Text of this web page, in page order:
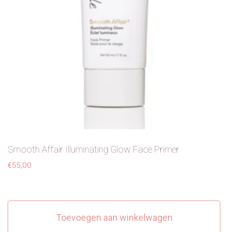
Smooth Affair Illuminating Glow Face Primer
€55,00
Toevoegen aan winkelwagen